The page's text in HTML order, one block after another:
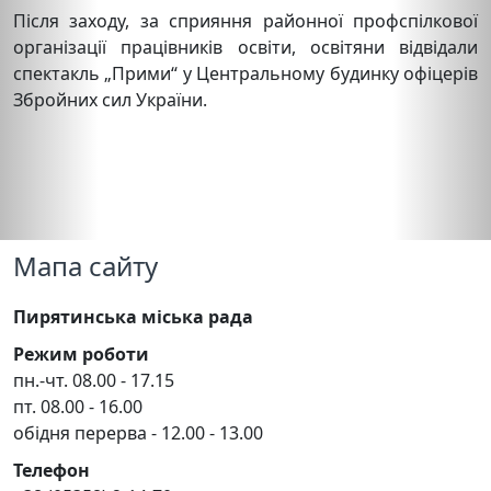
Після заходу, за сприяння районної профспілкової
організації працівників освіти, освітяни відвідали
спектакль „Прими“ у Центральному будинку офіцерів
Збройних сил України.
Мапа сайту
Пирятинська міська рада
Режим роботи
пн.-чт. 08.00 - 17.15
пт. 08.00 - 16.00
обідня перерва - 12.00 - 13.00
Телефон